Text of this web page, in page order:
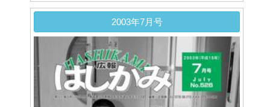
2003年7月号